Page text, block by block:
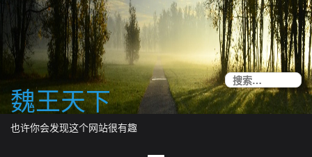
content
魏王天下
也许你会发现这个网站很有趣
搜